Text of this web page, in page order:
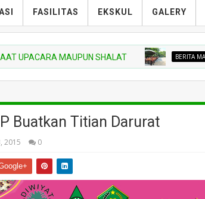
FASILITAS EKSKUL GALERY
MAUPUN SHALAT BERITA MADRASAH
Buatkan Titian Darurat
2015 0